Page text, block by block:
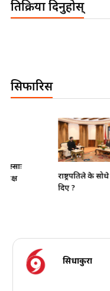
प्रतिक्रिया दिनुहोस्
सिफारिस
राष्ट्रपतिले के सोधे ? बालेनले के
सिधाकुरा